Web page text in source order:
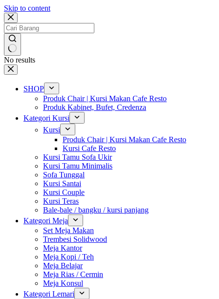
Skip to content
No results
SHOP
Produk Chair | Kursi Makan Cafe Resto
Produk Kabinet, Bufet, Credenza
Kategori Kursi
Kursi
Produk Chair | Kursi Makan Cafe Resto
Kursi Cafe Resto
Kursi Tamu Sofa Ukir
Kursi Tamu Minimalis
Sofa Tunggal
Kursi Santai
Kursi Couple
Kursi Teras
Bale-bale / bangku / kursi panjang
Kategori Meja
Set Meja Makan
Trembesi Solidwood
Meja Kantor
Meja Kopi / Teh
Meja Belajar
Meja Rias / Cermin
Meja Konsul
Kategori Lemari